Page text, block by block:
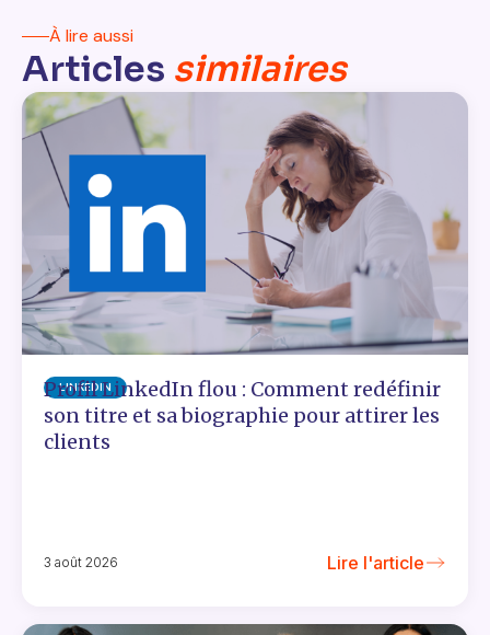
À lire aussi
Articles similaires
LINKEDIN
Profil LinkedIn flou : Comment redéfinir
son titre et sa biographie pour attirer les
clients
3 août 2026 Lire l'article